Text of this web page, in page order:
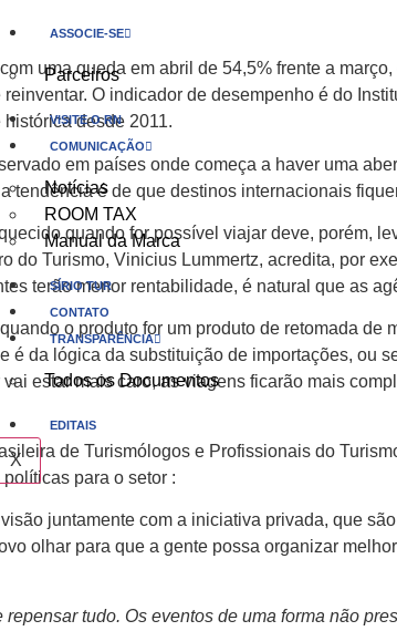
ASSOCIE-SE
Parceiros
VISITE O RN
COMUNICAÇÃO
Notícias
ROOM TAX
Manual da Marca
SÍRIO TUR
CONTATO
TRANSPARÊNCIA
Todos os Documentos
EDITAIS
X
uma queda em abril de 54,5% frente a
reinventar. O indicador de desempenho é do
desde 2011.
em países onde começa a haver uma
tendência é de que destinos internacionais
quando for possível viajar deve, porém,
do Turismo, Vinicius Lummertz, acredita, por
terão menor rentabilidade, é natural que as
o produto for um produto de retomada de
é da lógica da substituição de importações, ou
estar mais caro, as viagens ficarão mais
de Turismólogos e Profissionais do
para o setor :
juntamente com a iniciativa privada, que
olhar para que a gente possa organizar
repensar tudo. Os eventos de uma forma não